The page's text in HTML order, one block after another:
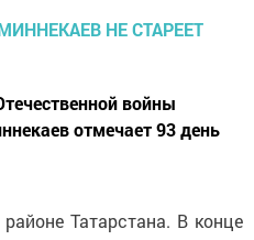
войны
отмечает 93 день
Татарстана. В конце